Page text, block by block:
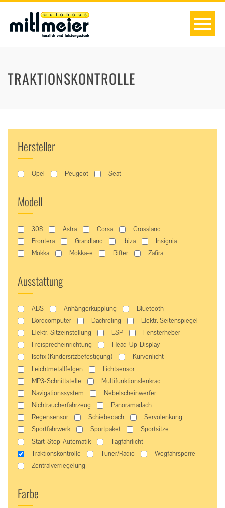
TRAKTIONSKONTROLLE
Hersteller
Opel Peugeot Seat
Modell
308 Astra Corsa
Crossland
Frontera
Grandland Ibiza
Insignia
Mokka
Mokka-e Rifter Zafira
Ausstattung
ABS Anhängerkupplung
Bluetooth
Bordcomputer
Dachreling
Elektr. Seitenspiegel
Elektr. Sitzeinstellung
ESP
Fensterheber
Freisprecheinrichtung
Head-Up-Display
Isofix (Kindersitzbefestigung)
Kurvenlicht
Leichtmetallfelgen
Lichtsensor
MP3-Schnittstelle
Multifunktionslenkrad
Navigationssystem
Nebelscheinwerfer
Nichtraucherfahrzeug
Panoramadach
Regensensor
Schiebedach
Servolenkung
Sportfahrwerk
Sportpaket
Sportsitze
Start-Stop-Automatik
Tagfahrlicht
Traktionskontrolle
Tuner/Radio
Wegfahrsperre
Zentralverriegelung
Farbe